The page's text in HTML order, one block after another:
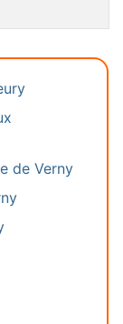
de Verny